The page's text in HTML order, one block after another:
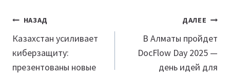
Навигация
по
записям
НАЗАД
Казахстан усиливает
киберзащиту:
презентованы новые
ДАЛЕЕ
В Алматы пройдет
DocFlow Day 2025 —
день идей для